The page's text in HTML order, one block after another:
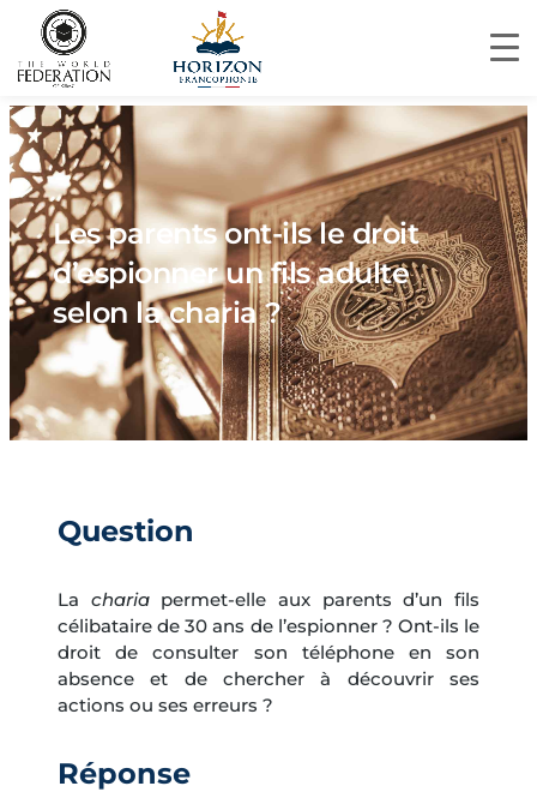
Les parents ont-ils le droit
d’espionner un fils adulte
selon la charia ?
Question
La chariapermet-elle aux parents d’un fils
célibataire de 30 ans de l’espionner ? Ont-ils le
droit de consulter son téléphone en son
absence et de chercher à découvrir ses
actions ou ses erreurs ?
Réponse